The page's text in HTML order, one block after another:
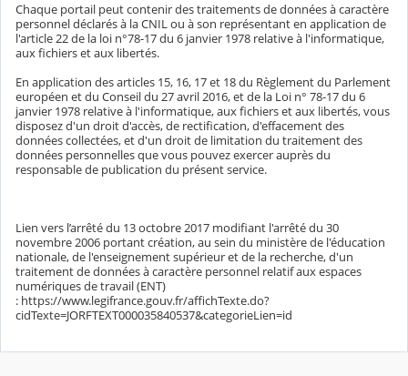
Chaque portail peut contenir des traitements de données à caractère
personnel déclarés à la CNIL ou à son représentant en application de
l'article 22 de la loi n°78-17 du 6 janvier 1978 relative à l'informatique,
aux fichiers et aux libertés.
En application des articles 15, 16, 17 et 18 du Règlement du Parlement
européen et du Conseil du 27 avril 2016, et de la Loi n° 78-17 du 6
janvier 1978 relative à l'informatique, aux fichiers et aux libertés, vous
disposez d'un droit d'accès, de rectification, d'effacement des
données collectées, et d'un droit de limitation du traitement des
données personnelles que vous pouvez exercer auprès du
responsable de publication du présent service.
Lien vers l’arrêté du 13 octobre 2017 modifiant l'arrêté du 30
novembre 2006 portant création, au sein du ministère de l'éducation
nationale, de l'enseignement supérieur et de la recherche, d'un
traitement de données à caractère personnel relatif aux espaces
numériques de travail (ENT)
: https://www.legifrance.gouv.fr/affichTexte.do?
cidTexte=JORFTEXT000035840537&categorieLien=id